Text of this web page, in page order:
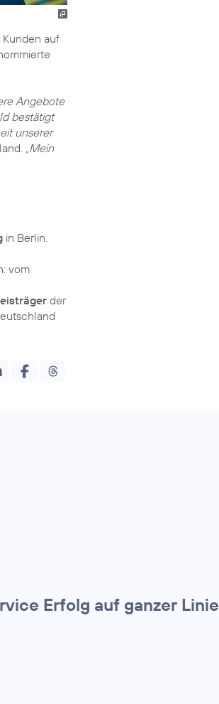
Kunden auf
Angebote
bestätigt
unserer
„Mein
in Berlin.
vom
der
Erfolg auf ganzer Linie